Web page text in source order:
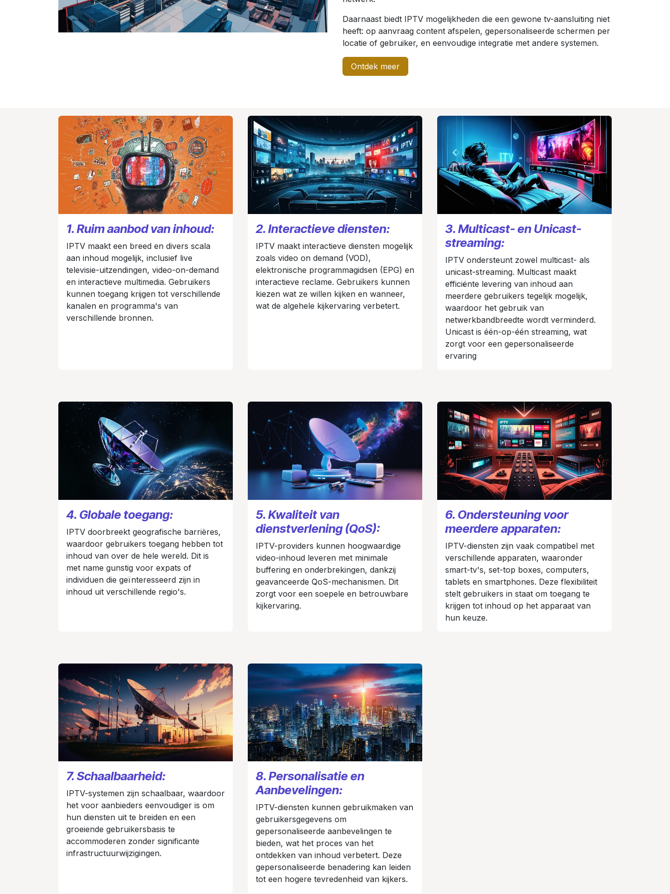
Daarnaast biedt IPTV mogelijkheden die een gewone tv-aansluiting niet
heeft: op aanvraag content afspelen, gepersonaliseerde schermen per
locatie of gebruiker, en eenvoudige integratie met andere systemen.
Ontdek meer
1. Ruim aanbod van inhoud:
IPTV maakt een breed en divers scala
aan inhoud mogelijk, inclusief live
televisie-uitzendingen, video-on-demand
en interactieve multimedia. Gebruikers
kunnen toegang krijgen tot verschillende
kanalen en programma's van
verschillende bronnen.
2. Interactieve diensten:
IPTV maakt interactieve diensten mogelijk
zoals video on demand (VOD),
elektronische programmagidsen (EPG) en
interactieve reclame. Gebruikers kunnen
kiezen wat ze willen kijken en wanneer,
wat de algehele kijkervaring verbetert.
3. Multicast- en Unicast-
streaming:
IPTV ondersteunt zowel multicast- als
unicast-streaming. Multicast maakt
efficiënte levering van inhoud aan
meerdere gebruikers tegelijk mogelijk,
waardoor het gebruik van
netwerkbandbreedte wordt verminderd.
Unicast is één-op-één streaming, wat
zorgt voor een gepersonaliseerde
ervaring
4. Globale toegang:
IPTV doorbreekt geografische barrières,
waardoor gebruikers toegang hebben tot
inhoud van over de hele wereld. Dit is
met name gunstig voor expats of
individuen die geïnteresseerd zijn in
inhoud uit verschillende regio's.
5. Kwaliteit van
dienstverlening (QoS):
IPTV-providers kunnen hoogwaardige
video-inhoud leveren met minimale
buffering en onderbrekingen, dankzij
geavanceerde QoS-mechanismen. Dit
zorgt voor een soepele en betrouwbare
kijkervaring.
6. Ondersteuning voor
meerdere apparaten:
IPTV-diensten zijn vaak compatibel met
verschillende apparaten, waaronder
smart-tv's, set-top boxes, computers,
tablets en smartphones. Deze flexibiliteit
stelt gebruikers in staat om toegang te
krijgen tot inhoud op het apparaat van
hun keuze.
7. Schaalbaarheid:
IPTV-systemen zijn schaalbaar, waardoor
het voor aanbieders eenvoudiger is om
hun diensten uit te breiden en een
groeiende gebruikersbasis te
accommoderen zonder significante
infrastructuurwijzigingen.
8. Personalisatie en
Aanbevelingen:
IPTV-diensten kunnen gebruikmaken van
gebruikersgegevens om
gepersonaliseerde aanbevelingen te
bieden, wat het proces van het
ontdekken van inhoud verbetert. Deze
gepersonaliseerde benadering kan leiden
tot een hogere tevredenheid van kijkers.